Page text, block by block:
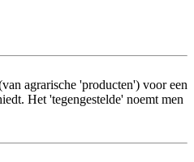
agrarische 'producten') voor een
Het 'tegengestelde' noemt men